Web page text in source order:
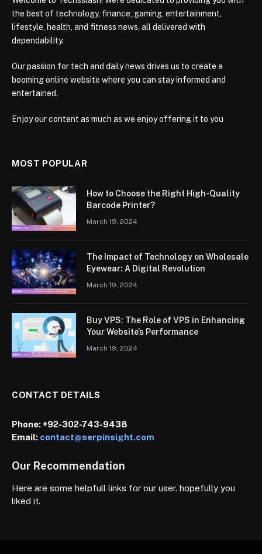
the best of technology, finance, gaming, entertainment,
lifestyle, health, and fitness news, all delivered with
dependability.
Our passion for tech and daily news drives us to create a
booming online website where you can stay informed and
entertained.
Enjoy our content as much as we enjoy offering it to you
MOST POPULAR
How to Choose the Right High-Quality
Barcode Printer?
March 19, 2024
The Impact of Technology on Wholesale
Eyewear: A Digital Revolution
March 19, 2024
Buy VPS: The Role of VPS in Enhancing
Your Website’s Performance
March 19, 2024
CONTACT DETAILS
Phone:+92-302-743-9438
Email: contact@serpinsight.com
Our Recommendation
Here are some helpfull links for our user. hopefully you
liked it.